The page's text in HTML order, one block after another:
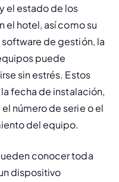
el estado de los
el hotel, así como su
de gestión, la
puede
sin estrés. Estos
fecha de instalación,
número de serie o el
del equipo.
conocer toda
dispositivo